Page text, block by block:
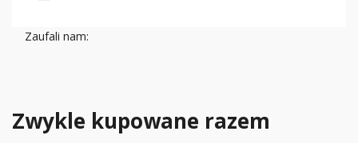
Zaufali nam:
Zwykle kupowane razem